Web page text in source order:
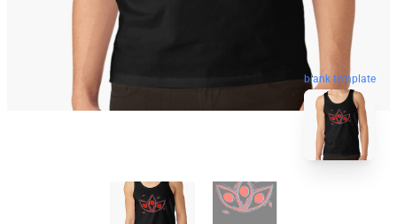
blank template